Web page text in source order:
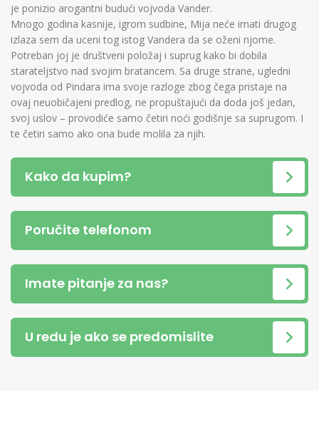
je ponizio arogantni budući vojvoda Vander.
Mnogo godina kasnije, igrom sudbine, Mija neće imati drugog
izlaza sem da uceni tog istog Vandera da se oženi njome.
Potreban joj je društveni položaj i suprug kako bi dobila
starateljstvo nad svojim bratancem. Sa druge strane, ugledni
vojvoda od Pindara ima svoje razloge zbog čega pristaje na
ovaj neuobičajeni predlog, ne propuštajući da doda još jedan,
svoj uslov – provodiće samo četiri noći godišnje sa suprugom. I
te četiri samo ako ona bude molila za njih.
Kako da kupim?
Poručite telefonom
Imate pitanje za nas?
U redu je ako se predomislite